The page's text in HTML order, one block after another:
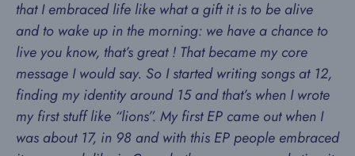
that I embraced life like what a gift it is to be alive
and to wake up in the morning: we have a chance to
live you know, that’s great ! That became my core
message I would say. So I started writing songs at 12,
finding my identity around 15 and that’s when I wrote
my first stuff like “lions”. My first EP came out when I
was about 17, in 98 and with this EP people embraced